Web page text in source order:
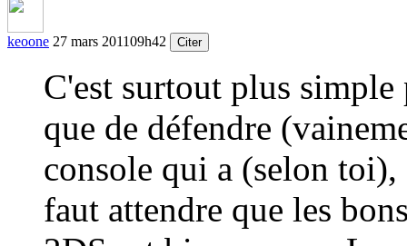
keoone 27 mars 201109h42 Citer
C'est surtout plus
que de défendre
console qui a (selon
faut attendre que les